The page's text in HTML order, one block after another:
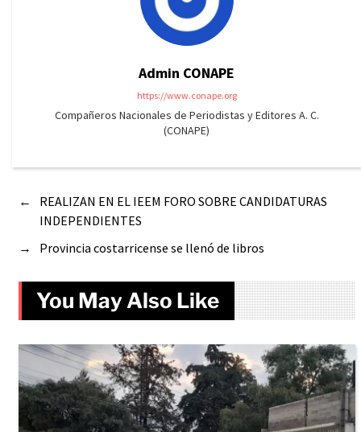
Admin CONAPE
https://www.conape.org
Compañeros Nacionales de Periodistas y Editores A. C.
(CONAPE)
←
REALIZAN EN EL IEEM FORO SOBRE CANDIDATURAS
INDEPENDIENTES
→
Provincia costarricense se llenó de libros
You May Also Like